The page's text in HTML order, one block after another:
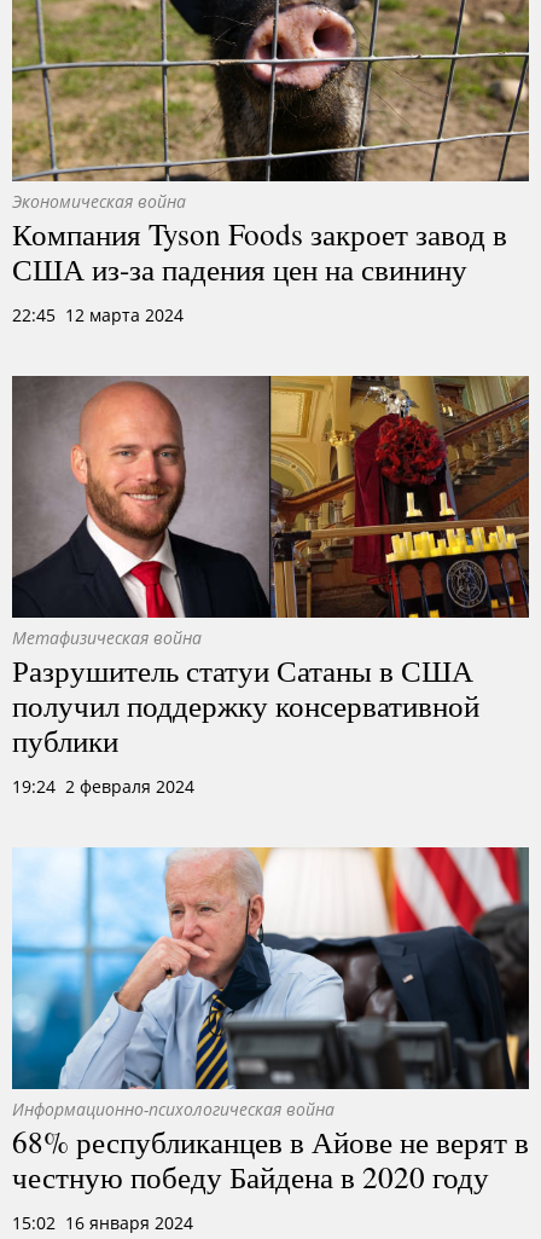
Экономическая война
Компания Tyson Foods закроет завод в
США из-за падения цен на свинину
22:45 12 марта 2024
Метафизическая война
Разрушитель статуи Сатаны в США
получил поддержку консервативной
публики
19:24 2 февраля 2024
Информационно-психологическая война
68% республиканцев в Айове не верят в
честную победу Байдена в 2020 году
15:02 16 января 2024